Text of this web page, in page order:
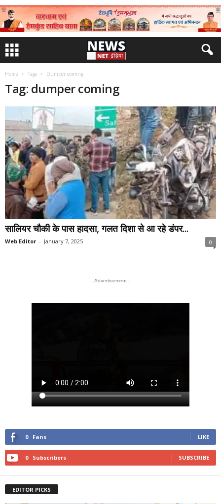
Home Tags Dumper coming
Tag: dumper coming
सालियर चौकी के पास हादसा, गलत दिशा से आ रहे डंपर...
Web Editor - January 7, 2025 0
- Advertisement -
0 Fans LIKE
0 Subscribers SUBSCRIBE
EDITOR PICKS